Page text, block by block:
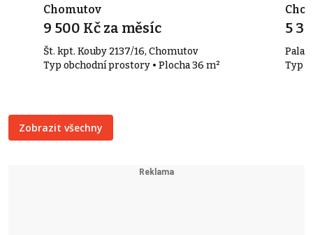
Chomutov
9 500 Kč za měsíc
Št. kpt. Kouby 2137/16, Chomutov
Typ obchodní prostory • Plocha 36 m²
5
Typ
Zobrazit všechny